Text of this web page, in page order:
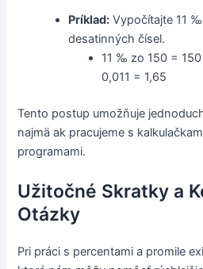
Príklad: Vypočítajte 11
desatinných čísel.
11 ‰ zo 150 =
0,011 = 1,65
Tento postup umožňuje
najmä ak pracujeme s
programami.
Užitočné Skratky a
Otázky
Pri práci s percentami a promile